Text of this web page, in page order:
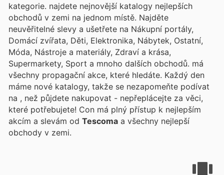
kategorie. najdete nejnovější katalogy nejlepších
obchodů v zemi na jednom místě. Najděte
neuvěřitelné slevy a ušetřete na Nákupní portály,
Domácí zvířata, Děti, Elektronika, Nábytek, Ostatní,
Móda, Nástroje a materiály, Zdraví a krása,
Supermarkety, Sport a mnoho dalších obchodů. má
všechny propagační akce, které hledáte. Každý den
máme nové katalogy, takže se nezapomeňte podívat
na , než půjdete nakupovat - nepřeplácejte za věci,
které potřebujete! Con má plný přístup k nejlepším
akcím a slevám od Tescoma a všechny nejlepší
obchody v zemi.